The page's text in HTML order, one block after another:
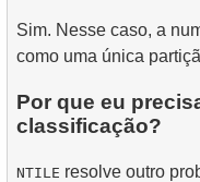
Sim. Nesse caso, a
como uma única
Por que eu
classificação?
NTILE resolve outro